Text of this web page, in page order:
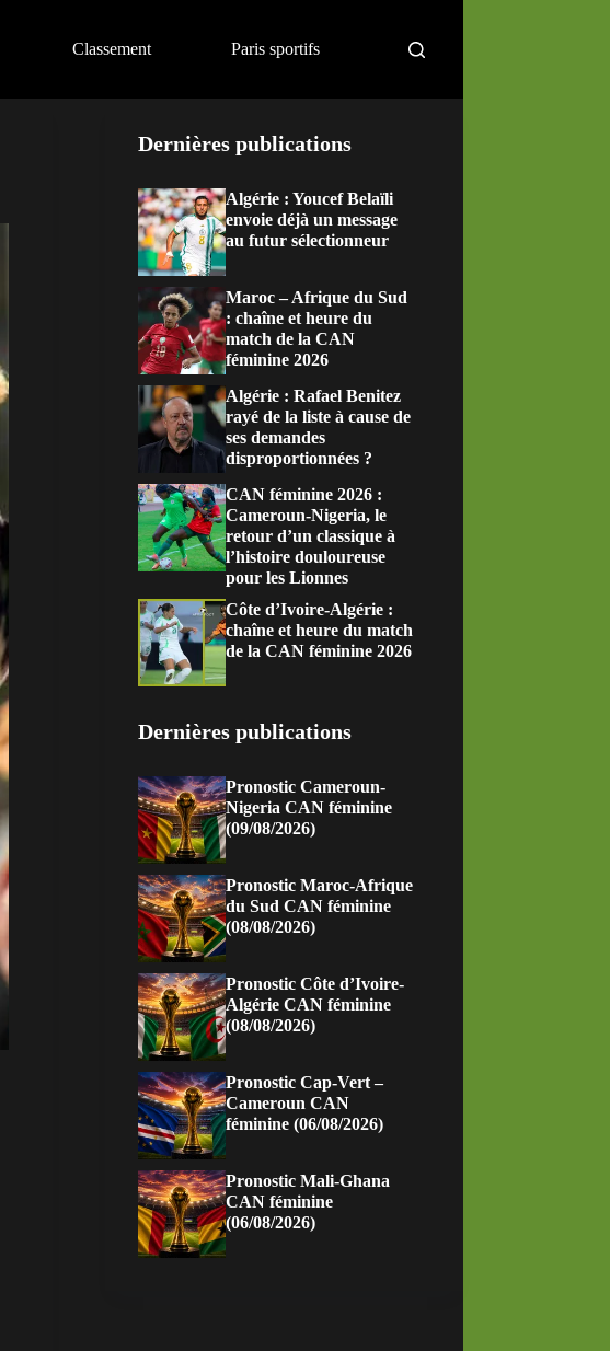
Classement Paris sportifs
Dernières publications
Algérie : Youcef Belaïli
envoie déjà un message
au futur sélectionneur
Maroc – Afrique du Sud
: chaîne et heure du
match de la CAN
féminine 2026
Algérie : Rafael Benitez
rayé de la liste à cause de
ses demandes
disproportionnées ?
CAN féminine 2026 :
Cameroun-Nigeria, le
retour d’un classique à
l’histoire douloureuse
pour les Lionnes
Côte d’Ivoire-Algérie :
chaîne et heure du match
de la CAN féminine 2026
Dernières publications
Pronostic Cameroun-
Nigeria CAN féminine
(09/08/2026)
Pronostic Maroc-Afrique
du Sud CAN féminine
(08/08/2026)
Pronostic Côte d’Ivoire-
Algérie CAN féminine
(08/08/2026)
Pronostic Cap-Vert –
Cameroun CAN
féminine (06/08/2026)
Pronostic Mali-Ghana
CAN féminine
(06/08/2026)